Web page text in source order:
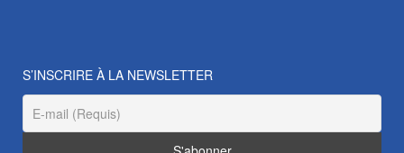
S’INSCRIRE À LA NEWSLETTER